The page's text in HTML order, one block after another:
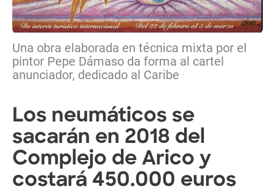
Una obra elaborada en técnica mixta por el
pintor Pepe Dámaso da forma al cartel
anunciador, dedicado al Caribe
Los neumáticos se
sacarán en 2018 del
Complejo de Arico y
costará 450.000 euros